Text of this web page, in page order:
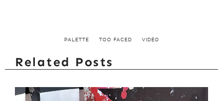
PALETTE TOO FACED VIDÉO
Related Posts